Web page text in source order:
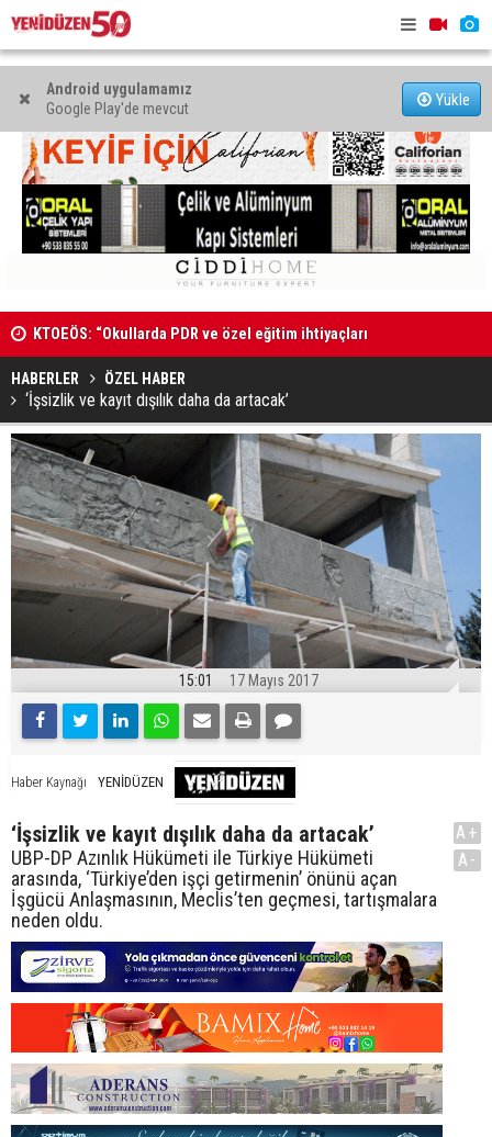
Android uygulamamız
Google Play'de mevcut
Yükle
KTOEÖS: “Okullarda PDR ve özel eğitim ihtiyaçları
görmezden geliniyor”
HABERLER ÖZEL HABER
‘İşsizlik ve kayıt dışılık daha da artacak’
15:01 17 Mayıs 2017
Haber Kaynağı YENİDÜZEN
‘İşsizlik ve kayıt dışılık daha da artacak’
UBP-DP Azınlık Hükümeti ile Türkiye Hükümeti
arasında, ‘Türkiye’den işçi getirmenin’ önünü açan
İşgücü Anlaşmasının, Meclis’ten geçmesi, tartışmalara
neden oldu.
A+
A-